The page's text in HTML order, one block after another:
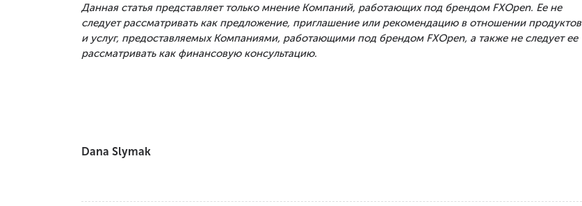
Данная статья представляет только мнение Компаний, работающих под брендом FXOpen. Ее не
следует рассматривать как предложение, приглашение или рекомендацию в отношении продуктов
и услуг, предоставляемых Компаниями, работающими под брендом FXOpen, а также не следует ее
рассматривать как финансовую консультацию.
Dana Slymak